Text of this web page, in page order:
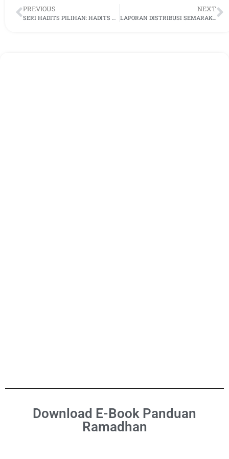
PREVIOUS NEXT
LAPORAN DISTRIBUSI SEMARAK BERKAH RAMADHAN 1445 H, Pekan II Ramadhan/Maret 2024
Download E-Book Panduan
Ramadhan